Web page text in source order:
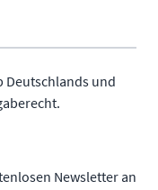
Deutschlands und
Newsletter an